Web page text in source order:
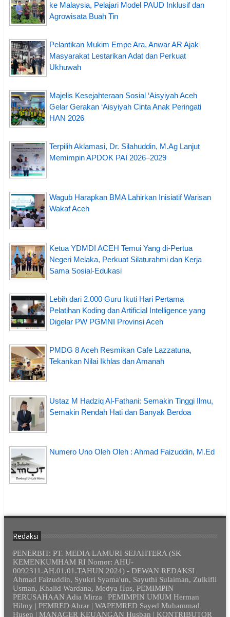
ke Malaysia, Pelajari Model PAUD Inklusif dan
Agrowisata Buah Tin
Pelantikan Mukim Empe Ara, Anwar AR Ajak
Masyarakat Lestarikan Adat dan Perkuat
Ukhuwah
Majelis Kesejahteraan Sosial ‘Aisyiyah Aceh
Gelar Gerakan ‘Aisyiyah Cinta Anak Peringati
HAN 2026
Terpilih Aklamasi, Dr. Silahuddin, M.Ag Lanjut
Memimpin APDOK PAI 2026–2029
Wagub Harapkan BMA Lahirkan Inisiatif Warisan
Wakaf Aceh
Ketua YDMDI ACEH Temui Yang di-Pertua
Negeri Melaka, Perkuat Silaturahmi dan Kerja
Sama Sosial-Edukasi
Lebih dari 2.000 Guru Ikuti Hari Pertama
Pelatihan Koding dan Artificial Intelligence yang
Digelar PW PGMNI Provinsi Aceh
PMDG 8 Aceh Resmikan Cafe Lazzatuna,
Tekankan Nilai Ikhlas dan Amanah
Ustaz M Hadziq Al-Fathani: Semakin Tinggi Ilmu,
Semakin Rendah Hati dan Banyak Berdoa
Numero Uno Oleh Oleh : Ahmad Faizuddin, M.Ed
Redaksi
PENERBIT: PT. MEDIA LAMURI SEJAHTERA (SK
KEMENKUMHAM RI Nomor: AHU-
0092311.AH.01.01.TAHUN 2024) - DEWAN REDAKSI
Ahmad Faizuddin, Syukri Syama'un, Sayuthi Sulaiman, Zulkifli
Usman, Khalid Wardana, Medya Hus, PEMIMPIN
PERUSAHAAN Adia Mirza | PEMIMPIN UMUM Herman
Hilmy | PEMRED Abrar | WAPEMRED Sayed Muhammad
Husen | MANAGER KEUANGAN Husban | KONTRIBUTOR